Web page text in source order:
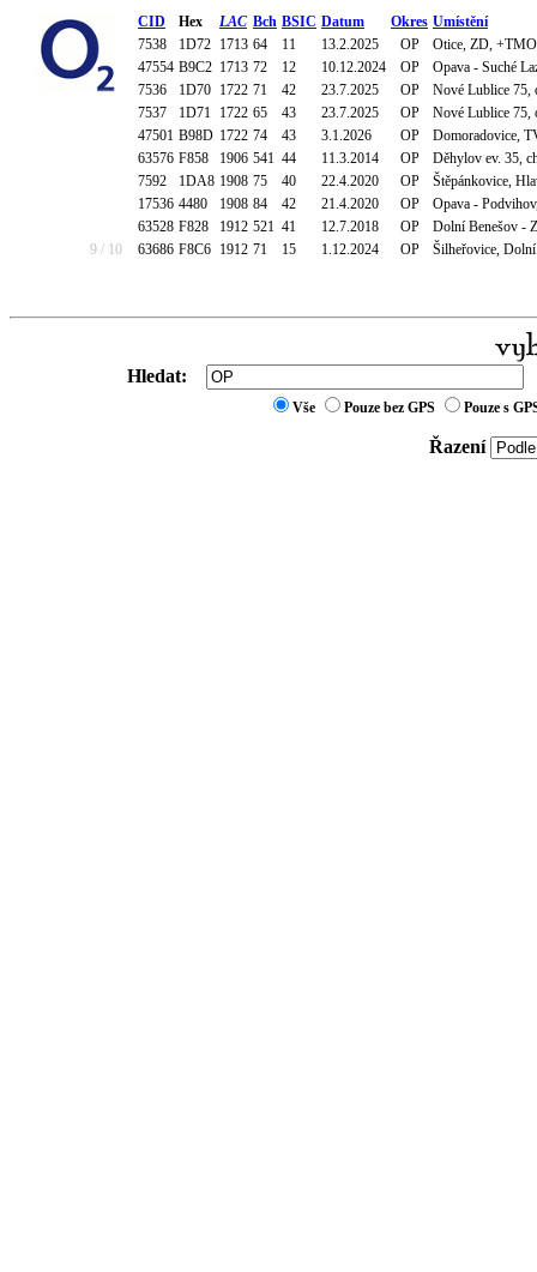
CID Hex LAC Bch BSIC Datum Okres Umístění
7538
1D72 1713 64 11 13.2.2025 OP
Otice, ZD, +TMO
47554 B9C2 1713 72 12 10.12.2024 OP
Opava - Suché
7536
1D70 1722 71 42 23.7.2025 OP
Nové Lublice 75,
7537
1D71 1722 65 43 23.7.2025 OP
Nové Lublice 75,
47501 B98D 1722 74 43 3.1.2026 OP
Domoradovice,
63576 F858 1906 541 44 11.3.2014 OP
Děhylov ev. 35,
7592
1DA8 1908 75 40 22.4.2020 OP
Štěpánkovice,
17536 4480 1908 84 42 21.4.2020 OP
Opava -
63528 F828 1912 521 41 12.7.2018 OP
Dolní Benešov -
9 / 10
63686 F8C6 1912 71 15 1.12.2024 OP Šilheřovice,
Hledat:
Vše Pouze bez GPS Pouze s
Řazení